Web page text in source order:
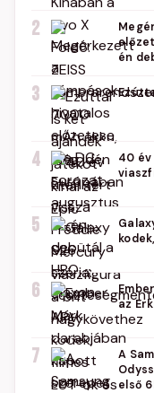
2
én
3
4
40
5
6
az
7
A
első